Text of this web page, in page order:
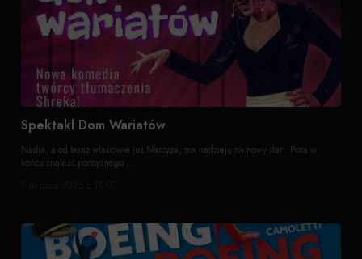
Spektakl Dom Wariatów
Nadia, a od teraz właściwie już Narcyza, ma nadzieję na nowy start. Pora w
końcu znaleźć porządnego ...